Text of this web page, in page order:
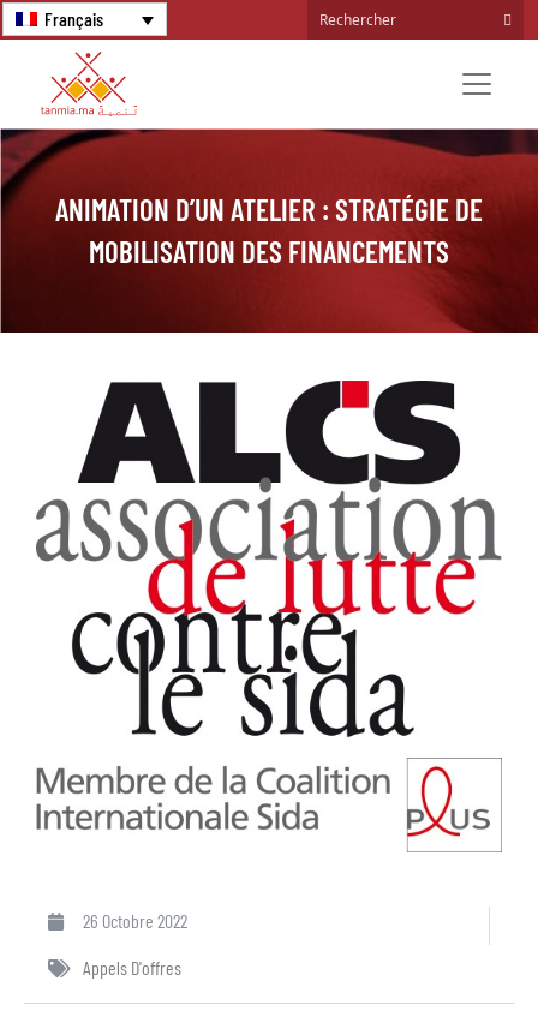
Français
ANIMATION D’UN ATELIER : STRATÉGIE DE
MOBILISATION DES FINANCEMENTS
26 Octobre 2022
Appels D'offres